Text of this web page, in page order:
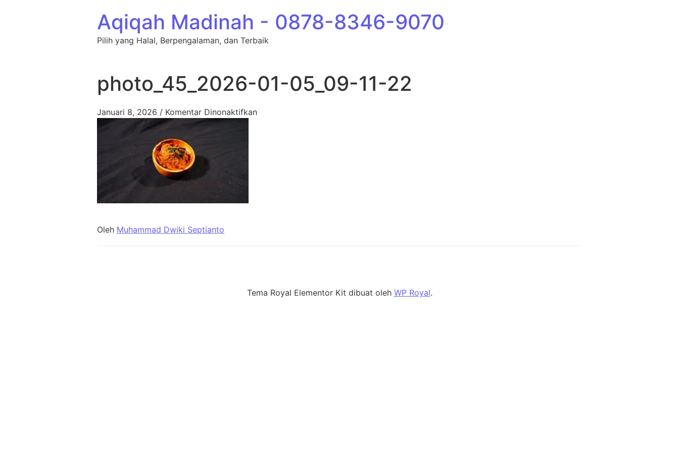
Aqiqah Madinah - 0878-8346-9070
Pilih yang Halal, Berpengalaman, dan Terbaik
photo_45_2026-01-05_09-11-22
Januari 8, 2026 / Komentar Dinonaktifkanpada photo_45_2026-01-05_09-11-22
Oleh Muhammad Dwiki Septianto
Tema Royal Elementor Kit dibuat oleh WP Royal.